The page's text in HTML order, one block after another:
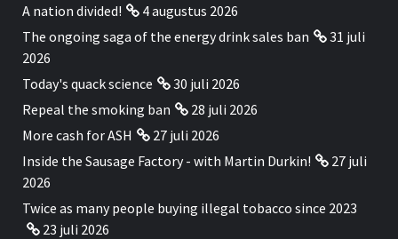
A nation divided!
4 augustus 2026
The ongoing saga of the energy drink sales ban
31 juli
2026
Today's quack science
30 juli 2026
Repeal the smoking ban
28 juli 2026
More cash for ASH
27 juli 2026
Inside the Sausage Factory - with Martin Durkin!
27 juli
2026
Twice as many people buying illegal tobacco since 2023
23 juli 2026